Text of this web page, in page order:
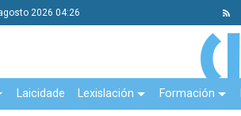
2026 04:26
Laicidade Lexislación Formación